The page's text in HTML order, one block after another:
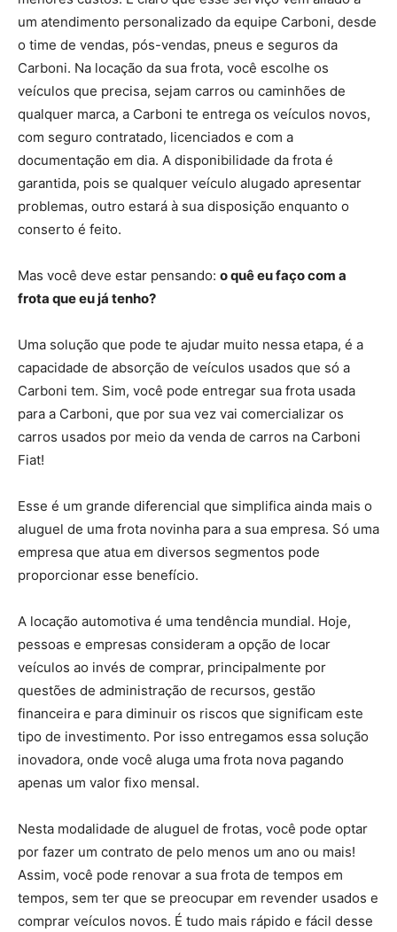
um atendimento personalizado da equipe Carboni, desde
o time de vendas, pós-vendas, pneus e seguros da
Carboni. Na locação da sua frota, você escolhe os
veículos que precisa, sejam carros ou caminhões de
qualquer marca, a Carboni te entrega os veículos novos,
com seguro contratado, licenciados e com a
documentação em dia. A disponibilidade da frota é
garantida, pois se qualquer veículo alugado apresentar
problemas, outro estará à sua disposição enquanto o
conserto é feito.
Mas você deve estar pensando: o quê eu faço com a
frota que eu já tenho?
Uma solução que pode te ajudar muito nessa etapa, é a
capacidade de absorção de veículos usados que só a
Carboni tem. Sim, você pode entregar sua frota usada
para a Carboni, que por sua vez vai comercializar os
carros usados por meio da venda de carros na Carboni
Fiat!
Esse é um grande diferencial que simplifica ainda mais o
aluguel de uma frota novinha para a sua empresa. Só uma
empresa que atua em diversos segmentos pode
proporcionar esse benefício.
A locação automotiva é uma tendência mundial. Hoje,
pessoas e empresas consideram a opção de locar
veículos ao invés de comprar, principalmente por
questões de administração de recursos, gestão
financeira e para diminuir os riscos que significam este
tipo de investimento. Por isso entregamos essa solução
inovadora, onde você aluga uma frota nova pagando
apenas um valor fixo mensal.
Nesta modalidade de aluguel de frotas, você pode optar
por fazer um contrato de pelo menos um ano ou mais!
Assim, você pode renovar a sua frota de tempos em
tempos, sem ter que se preocupar em revender usados e
comprar veículos novos. É tudo mais rápido e fácil desse